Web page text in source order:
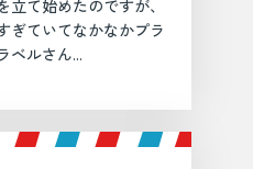
て始めたのですが、
ぎていてなかなかプラ
ベルさん...